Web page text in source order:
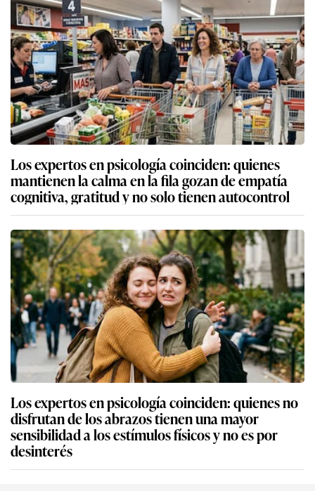
Los expertos en psicología coinciden: quienes
mantienen la calma en la fila gozan de empatía
cognitiva, gratitud y no solo tienen autocontrol
Los expertos en psicología coinciden: quienes no
disfrutan de los abrazos tienen una mayor
sensibilidad a los estímulos físicos y no es por
desinterés